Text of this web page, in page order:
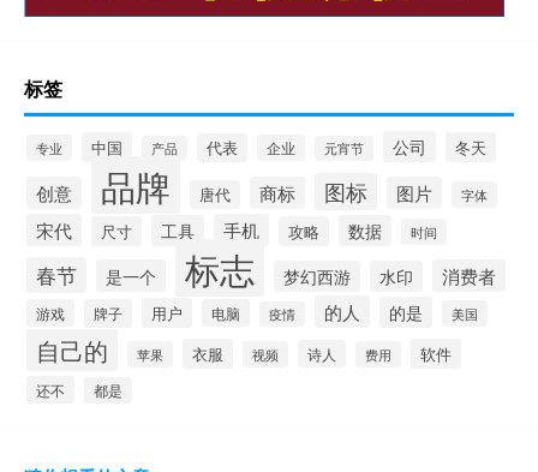
标签
专业 中国 产品 代表 企业 元宵节 公司 冬天
创意 品牌 唐代 商标 图标 图片 字体
宋代 尺寸 工具 手机 攻略 数据 时间
春节 是一个 标志 梦幻西游 水印 消费者
游戏 牌子 用户 电脑 疫情 的人 的是 美国
自己的 苹果 衣服 视频 诗人 费用 软件
还不 都是